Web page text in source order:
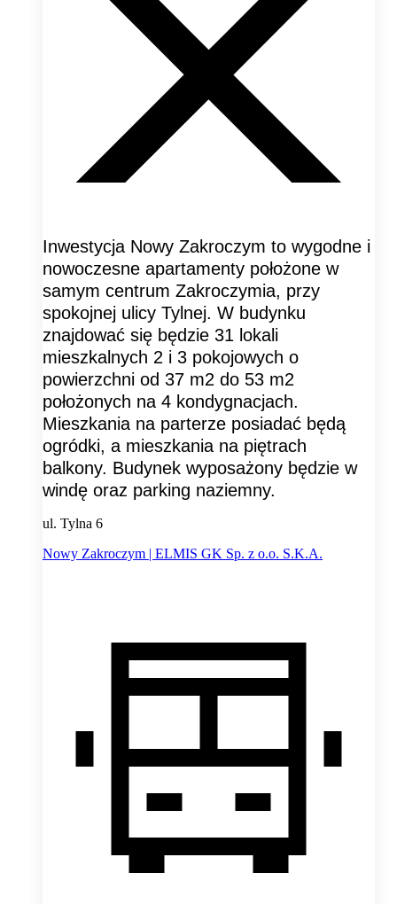
Inwestycja Nowy Zakroczym to wygodne i
nowoczesne apartamenty położone w
samym centrum Zakroczymia, przy
spokojnej ulicy Tylnej. W budynku
znajdować się będzie 31 lokali
mieszkalnych 2 i 3 pokojowych o
powierzchni od 37 m2 do 53 m2
położonych na 4 kondygnacjach.
Mieszkania na parterze posiadać będą
ogródki, a mieszkania na piętrach
balkony. Budynek wyposażony będzie w
windę oraz parking naziemny.
ul. Tylna 6
Nowy Zakroczym | ELMIS GK Sp. z o.o. S.K.A.